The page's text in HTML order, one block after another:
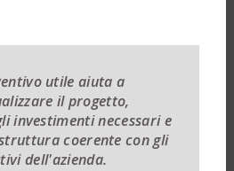
utile aiuta a
il progetto,
investimenti necessari e
coerente con gli
dell'azienda.